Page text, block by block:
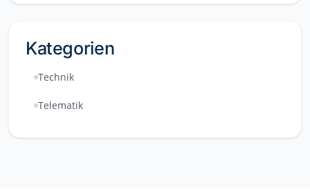
Kategorien
Technik
Telematik